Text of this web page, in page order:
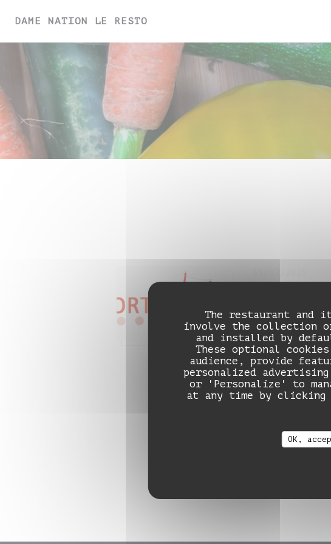
The restaurant and
involve the collection
and installed by
These optional
audience, provide
personalized
or 'Personalize' to
at any time by
OK,
DAME NATION LE RESTO
C'est la
manger pour
chaleureux
une carte